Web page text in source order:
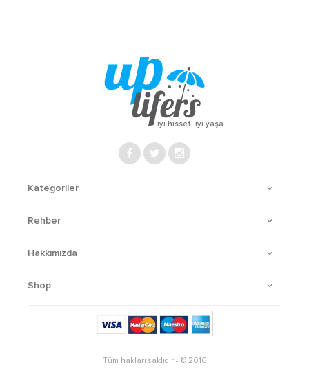
iyi hisset, iyi yaşa
Kategoriler
Rehber
Hakkımızda
Shop
Tüm hakları saklıdır - © 2016